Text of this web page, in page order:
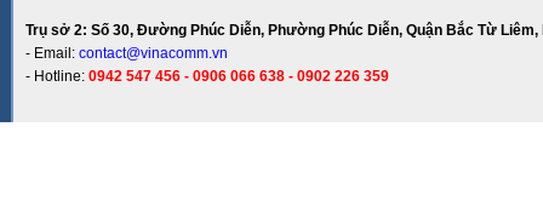
Trụ sở 2: Số 30, Đường Phúc Diễn, Phường Phúc Diễn, Quận Bắc Từ Liêm,
- Email: contact@vinacomm.vn
- Hotline: 0942 547 456 - 0906 066 638 - 0902 226 359